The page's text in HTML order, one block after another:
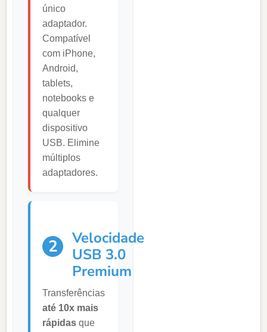
único
adaptador.
Compatível
com iPhone,
Android,
tablets,
notebooks e
qualquer
dispositivo
USB. Elimine
múltiplos
adaptadores.
2
Velocidade
USB 3.0
Premium
Transferências
até 10x mais
rápidas que